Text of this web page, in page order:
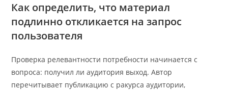
Как определить, что материал
подлинно откликается на запрос
пользователя
Проверка релевантности потребности начинается с
вопроса: получил ли аудитория выход. Автор
перечитывает публикацию с ракурса аудитории,